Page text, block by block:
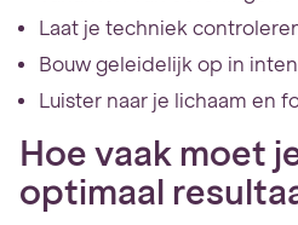
Laat je techniek
Bouw geleidelijk op in
Luister naar je lichaam en
Hoe vaak moet
optimaal